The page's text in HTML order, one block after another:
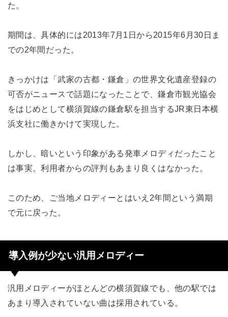
た。
期間は、具体的には2013年7月1日から2015年6月30日ま
での2年間だった。
きっかけは「武家の古都・鎌倉」の世界文化遺産登録の
可否がニュースで話題になったことで、鎌倉市観光協会
をはじめとして横須賀線の鎌倉駅を担当するJR東日本横
浜支社に働きかけて実現した。
しかし、暗いという印象がある発車メロディだったこと
は事実。利用者からの評判もあまり良くはなかった。
このため、ご当地メロディーとはいえ2年間という満期
で元に戻った。
導入例が少ない汎用メロディー
汎用メロディーがほとんどの横須賀線でも、他の駅では
あまり導入されていない曲は採用されている。